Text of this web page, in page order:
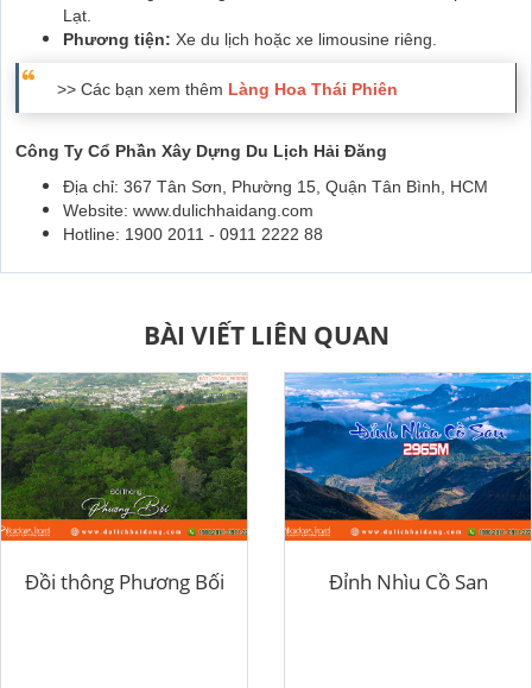
Lạt.
Phương tiện: Xe du lịch hoặc xe limousine riêng.
>> Các bạn xem thêm Làng Hoa Thái Phiên
Công Ty Cổ Phần Xây Dựng Du Lịch Hải Đăng
Địa chỉ: 367 Tân Sơn, Phường 15, Quận Tân Bình, HCM
Website: www.dulichhaidang.com
Hotline: 1900 2011 - 0911 2222 88
BÀI VIẾT LIÊN QUAN
Đồi thông Phương Bối Đỉnh Nhìu Cồ San